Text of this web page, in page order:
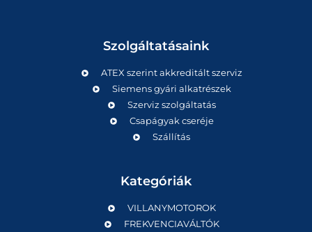
Szolgáltatásaink
ATEX szerint akkreditált szerviz
Siemens gyári alkatrészek
Szerviz szolgáltatás
Csapágyak cseréje
Szállítás
Kategóriák
VILLANYMOTOROK
FREKVENCIAVÁLTÓK